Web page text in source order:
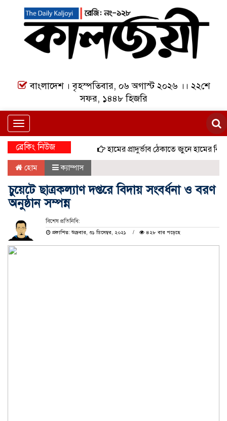
বাংলাদেশ । বৃহস্পতিবার, ০৬ অগাস্ট ২০২৬ ।। ২২শে
সফর, ১৪৪৮ হিজরি
Toggle
navigation
ব্রেকিং নিউজ হামের প্রাদুর্ভাব ঠেকাতে জুনে হামের বিশেষ
হোম ক্যাম্পাস
চুয়েটে ছাত্রকল্যাণ দপ্তরে বিদায় সংবর্ধনা ও বরণ
অনুষ্ঠান সম্পন্ন
বিশেষ প্রতিনিধি:
প্রকাশিত: শুক্রবার, ৩১ ডিসেম্বর, ২০২১
৪২৮ বার পড়েছে